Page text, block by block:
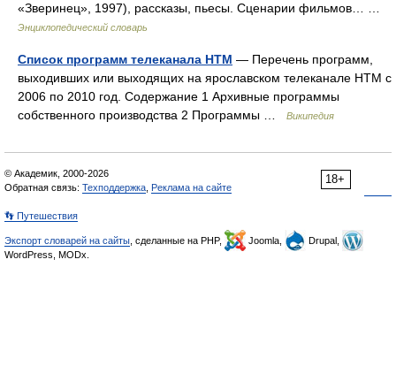
«Зверинец», 1997), рассказы, пьесы. Сценарии фильмов… …
Энциклопедический словарь
Список программ телеканала НТМ — Перечень программ,
выходивших или выходящих на ярославском телеканале НТМ с
2006 по 2010 год. Содержание 1 Архивные программы
собственного производства 2 Программы …
Википедия
18+
© Академик, 2000-2026
Обратная связь: Техподдержка Реклама на сайте
👣 Путешествия
Экспорт словарей на сайты , сделанные на PHP, Joomla,
Drupal,
WordPress, MODx.